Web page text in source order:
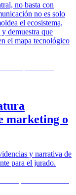
no basta con
no es solo
el ecosistema,
demuestra que
el mapa tecnológico
marketing o
y narrativa de
para el jurado.